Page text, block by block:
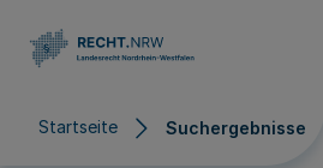
Startseite Suchergebnisse